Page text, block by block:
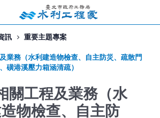
訊 重要主題專案
業務（水利建造物檢查、自主防災、疏散門
磺港溪壓力箱涵清疏）
關工程及業務（水
物檢查、自主防